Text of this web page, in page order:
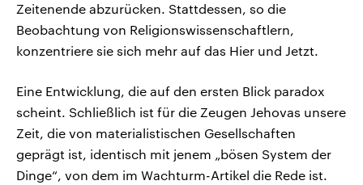
Zeitenende abzurücken. Stattdessen, so die
Beobachtung von Religionswissenschaftlern,
konzentriere sie sich mehr auf das Hier und Jetzt.
Eine Entwicklung, die auf den ersten Blick paradox
scheint. Schließlich ist für die Zeugen Jehovas unsere
Zeit, die von materialistischen Gesellschaften
geprägt ist, identisch mit jenem „bösen System der
Dinge“, von dem im Wachturm-Artikel die Rede ist.